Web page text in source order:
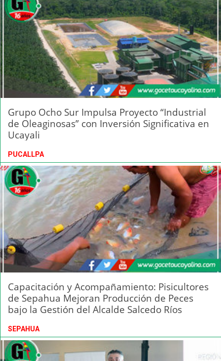
Grupo Ocho Sur Impulsa Proyecto “Industrial
de Oleaginosas” con Inversión Significativa en
Ucayali
PUCALLPA
Capacitación y Acompañamiento: Pisicultores
de Sepahua Mejoran Producción de Peces
bajo la Gestión del Alcalde Salcedo Ríos
SEPAHUA